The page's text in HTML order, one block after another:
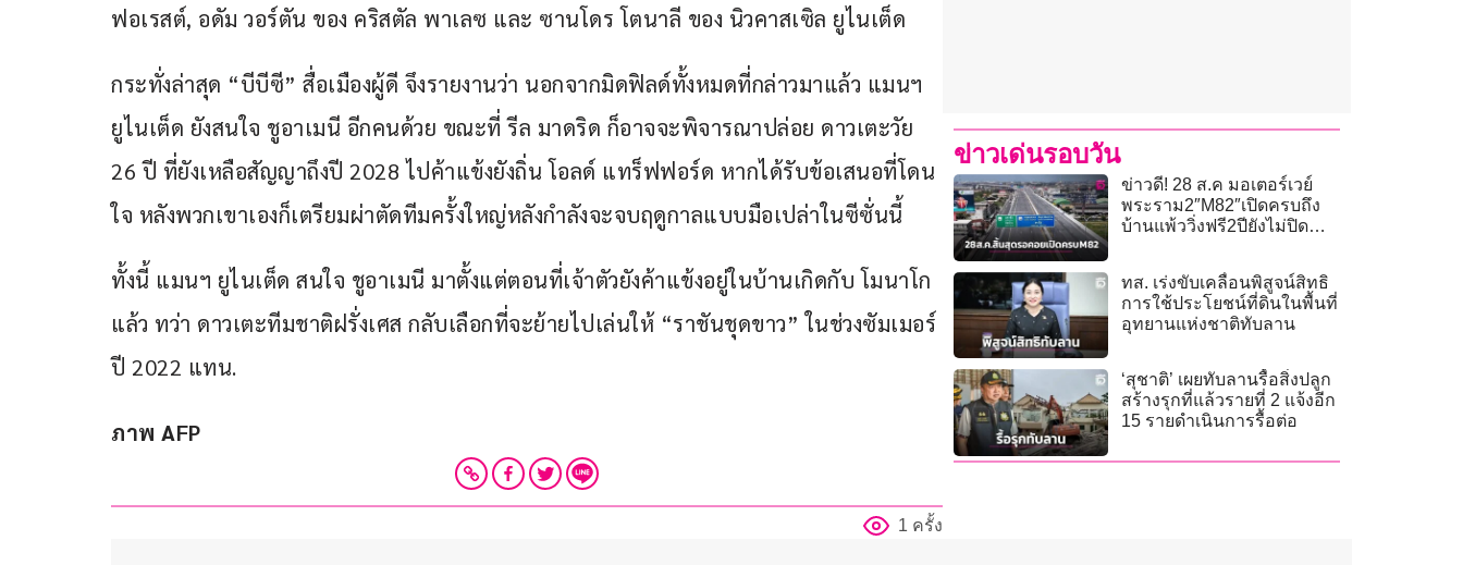
ฟอเรสต์, อดัม วอร์ตัน ของ คริสตัล พาเลซ และ ซานโดร โตนาลี ของ นิวคาสเซิล ยูไนเต็ด
กระทั่งล่าสุด “บีบีซี” สื่อเมืองผู้ดี จึงรายงานว่า นอกจากมิดฟิลด์ทั้งหมดที่กล่าวมาแล้ว แมนฯ
ยูไนเต็ด ยังสนใจ ชูอาเมนี อีกคนด้วย ขณะที่ รีล มาดริด ก็อาจจะพิจารณาปล่อย ดาวเตะวัย
26 ปี ที่ยังเหลือสัญญาถึงปี 2028 ไปค้าแข้งยังถิ่น โอลด์ แทร็ฟฟอร์ด หากได้รับข้อเสนอที่โดน
ใจ หลังพวกเขาเองก็เตรียมผ่าตัดทีมครั้งใหญ่หลังกำลังจะจบฤดูกาลแบบมือเปล่าในซีซั่นนี้
ทั้งนี้ แมนฯ ยูไนเต็ด สนใจ ชูอาเมนี มาตั้งแต่ตอนที่เจ้าตัวยังค้าแข้งอยู่ในบ้านเกิดกับ โมนาโก
แล้ว ทว่า ดาวเตะทีมชาติฝรั่งเศส กลับเลือกที่จะย้ายไปเล่นให้ “ราชันชุดขาว” ในช่วงซัมเมอร์
ปี 2022 แทน.
ภาพ AFP
1 ครั้ง
ข่าวเด่นรอบวัน
ข่าวดี! 28 ส.ค มอเตอร์เวย์
พระราม2″M82″เปิดครบถึง
บ้านแพ้ววิ่งฟรี2ปียังไม่ปิด
ทส. เร่งขับเคลื่อนพิสูจน์สิทธิ
การใช้ประโยชน์ที่ดินในพื้นที่
อุทยานแห่งชาติทับลาน
‘สุชาติ’ เผยทับลานรื้อสิ่งปลูก
สร้างรุกที่แล้วรายที่ 2 แจ้งอีก
15 รายดำเนินการรื้อต่อ